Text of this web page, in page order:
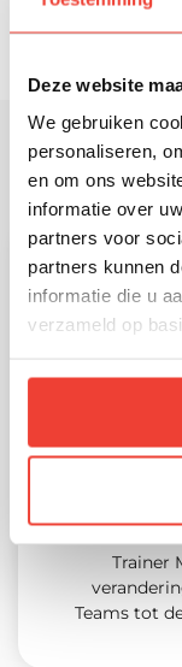
Deze website
We gebruiken
personaliseren,
en om ons
informatie over
partners voor
partners kunnen
informatie die u
verzameld op
Van
trainer
Trainer
Teams tot